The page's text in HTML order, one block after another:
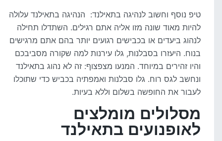
טיפ נוסף וחשוב לנהיגה בתאילנד: הנהיגה בתאילנד עלולה
להיות מאוד שונה מזו אליה אתם רגילים. השתדלו תחילה
לנהוג ביעדים או בכבישים רגועים יותר בהם אתם מרגישים
בנוח. היעזרו בסבלנות, גלו עירנות למה שקורה מסביבכם
והיו זהירים במיוחד. המנעו מצפצוף: זה לא נהוג בתאילנד
ונחשב לגס רוח. גלו סבלנות ואמפתיה בכביש כדי שתוכלו
לעבור את החופשה בשלום וללא בעיות.
מסלולים מומלצים
לאופנועים בתאילנד